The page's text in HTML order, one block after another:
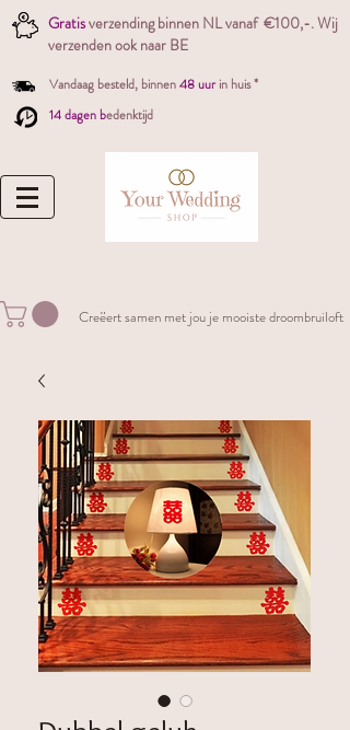
Gratisverzending binnen NL vanaf €100,-. Wij
verzenden ook naar BE
Vandaag besteld, binnen48 uur in huis *
14 dagen bedenktijd
Creëert samen met jou je mooiste droombruiloft